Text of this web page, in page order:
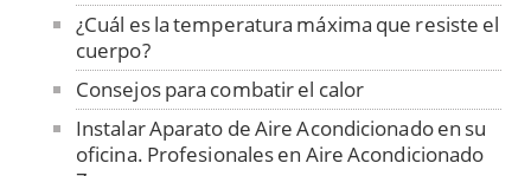
¿Cuál es la temperatura máxima que resiste el
cuerpo?
Consejos para combatir el calor
Instalar Aparato de Aire Acondicionado en su
oficina. Profesionales en Aire Acondicionado